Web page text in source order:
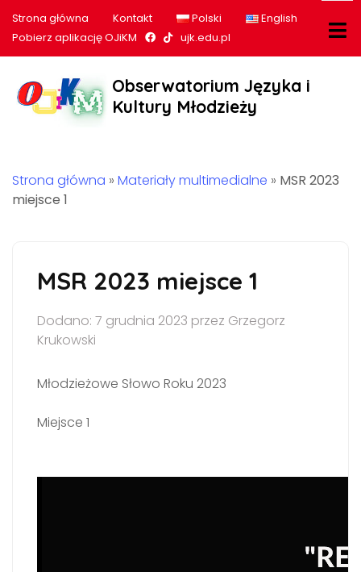
Strona główna Kontakt Polski
English
Pobierz aplikację OJiKM
Nasz profil na Facebook
Nasz profil na tiktok
ujk.edu.pl
Obserwatorium Języka i
Kultury Młodzieży
Strona główna » Materiały multimedialne » MSR 2023
miejsce 1
MSR 2023 miejsce 1
Dodano: 7 grudnia 2023 przez Grzegorz
Krukowski
Młodzieżowe Słowo Roku 2023
Miejsce 1